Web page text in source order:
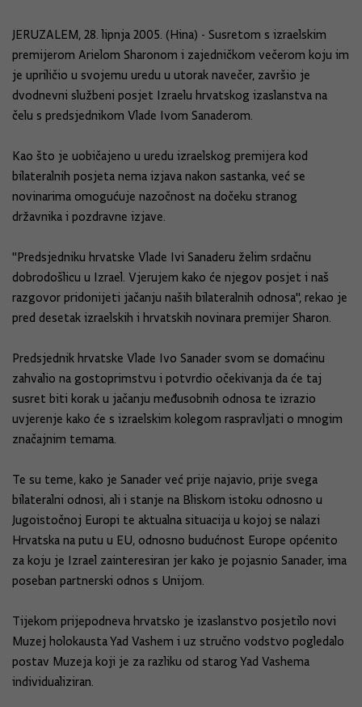
JERUZALEM, 28. lipnja 2005. (Hina) - Susretom s izraelskim
premijerom Arielom Sharonom i zajedničkom večerom koju im
je upriličio u svojemu uredu u utorak navečer, završio je
dvodnevni službeni posjet Izraelu hrvatskog izaslanstva na
čelu s predsjednikom Vlade Ivom Sanaderom.
Kao što je uobičajeno u uredu izraelskog premijera kod
bilateralnih posjeta nema izjava nakon sastanka, već se
novinarima omogućuje nazočnost na dočeku stranog
državnika i pozdravne izjave.
"Predsjedniku hrvatske Vlade Ivi Sanaderu želim srdačnu
dobrodošlicu u Izrael. Vjerujem kako će njegov posjet i naš
razgovor pridonijeti jačanju naših bilateralnih odnosa", rekao je
pred desetak izraelskih i hrvatskih novinara premijer Sharon.
Predsjednik hrvatske Vlade Ivo Sanader svom se domaćinu
zahvalio na gostoprimstvu i potvrdio očekivanja da će taj
susret biti korak u jačanju međusobnih odnosa te izrazio
uvjerenje kako će s izraelskim kolegom raspravljati o mnogim
značajnim temama.
Te su teme, kako je Sanader već prije najavio, prije svega
bilateralni odnosi, ali i stanje na Bliskom istoku odnosno u
Jugoistočnoj Europi te aktualna situacija u kojoj se nalazi
Hrvatska na putu u EU, odnosno budućnost Europe općenito
za koju je Izrael zainteresiran jer kako je pojasnio Sanader, ima
poseban partnerski odnos s Unijom.
Tijekom prijepodneva hrvatsko je izaslanstvo posjetilo novi
Muzej holokausta Yad Vashem i uz stručno vodstvo pogledalo
postav Muzeja koji je za razliku od starog Yad Vashema
individualiziran.